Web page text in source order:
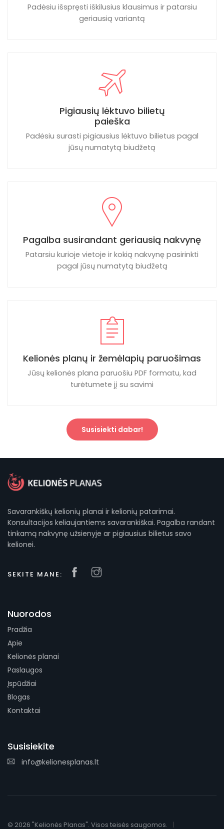
Padėsiu išspręsti iškilusius klausimus ir patarsiu
geriausią variantą
Pigiausių lėktuvo bilietų
paieška
Padėsiu surasti pigiausius lėktuvo bilietus pagal
jūsų numatytą biudžetą
Pagalba susirandant geriausią nakvynę
Patarsiu kurioje vietoje ir kokią nakvynę pasirinkti
pagal jūsų numatytą biudžetą
Kelionės planų ir žemėlapių paruošimas
Jūsų kelionės plana paruošiu PDF formatu, kad
turėtumete jį su savimi
Susisiekti dabar!
Savarankiškų kelionių planai ir kelionių patarimai.
Konsultacijos keliaujantiems savarankiškai. Pagalba randant
tinkamą nakvynę užsienyje ar pigiausius bilietus savo
kelionei.
SEKITE MANE:
Nuorodos
Pradžia
Apie
Kelionės planai
Paslaugos
Įspūdžiai
Blogas
Kontaktai
Susisiekite
info@kelionesplanas.lt
© 2026 "Kelionės Planas". Visos teisės saugomos.